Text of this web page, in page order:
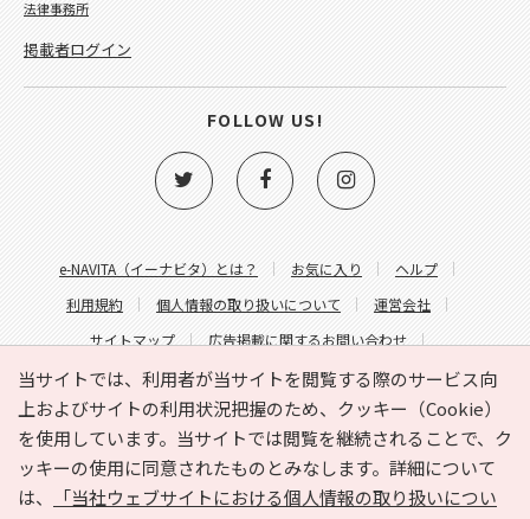
当サイトでは、利用者が当サイトを閲覧する際のサービス向
上およびサイトの利用状況把握のため、クッキー（Cookie）
を使用しています。当サイトでは閲覧を継続されることで、ク
ッキーの使用に同意されたものとみなします。詳細について
は、
「当社ウェブサイトにおける個人情報の取り扱いについ
e-NAVITA（イーナビタ）とは？ お気に入り
ヘルプ
利用規約
個人情報の取り扱いについて
運営会社
サイトマップ
広告掲載に関するお問い合わせ
サイトの内容に関するお問い合わせ
法律事務所
掲載者ログイン
FOLLOW US!